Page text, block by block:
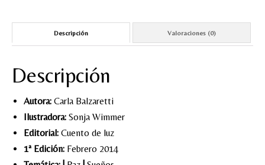
Descripción Valoraciones (0)
Descripción
Autora: Carla Balzaretti
Ilustradora: Sonja Wimmer
Editorial: Cuento de luz
1ª Edición: Febrero 2014